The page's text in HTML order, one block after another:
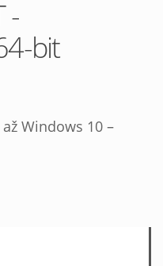
-
bit
Windows 10 –